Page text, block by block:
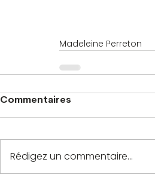
Madeleine Perreton
Commentaires
Rédigez un commentaire...